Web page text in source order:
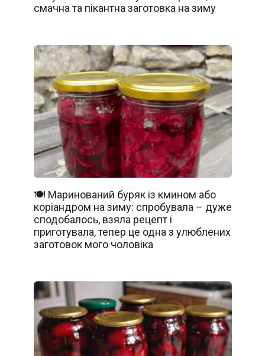
смачна та пікантна заготовка на зиму
🍽️ Маринований буряк із кмином або
коріандром на зиму: спробувала – дуже
сподобалось, взяла рецепт і
приготувала, тепер це одна з улюблених
заготовок мого чоловіка